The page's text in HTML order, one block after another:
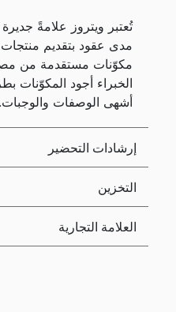
تُعتبر ويتروز علامةً
مدى عقود بتقديم
مكوّنات مستقدمة من
الخبراء أجود المكوّنات
أشهى الوصفات والوجبات.
إرشادات التحضير
التخزين
العلامة التجارية